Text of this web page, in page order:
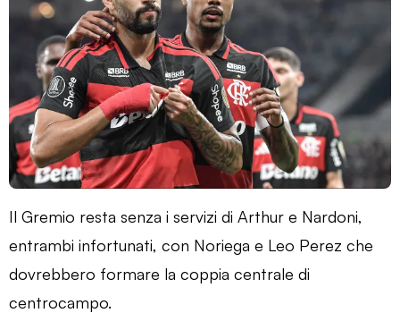
Il Gremio resta senza i servizi di Arthur e Nardoni,
entrambi infortunati, con Noriega e Leo Perez che
dovrebbero formare la coppia centrale di
centrocampo.